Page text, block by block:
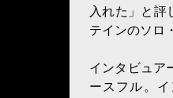
入れた」と評
テインのソロ
インタビュア
ースフル。